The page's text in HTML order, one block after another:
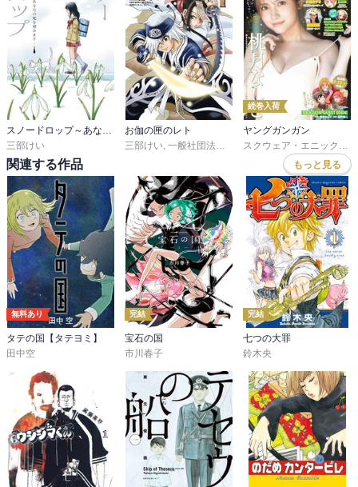
三部けい
お伽の匣のレト
三部けい 一般社団法人阿寒アイヌコンサルン
続巻入荷
ヤングガンガン
関連する作品 もっと見る
無料あり
タテの国【タテヨミ】
田中空
完結
宝石の国
市川春子
完結
七つの大罪
鈴木央